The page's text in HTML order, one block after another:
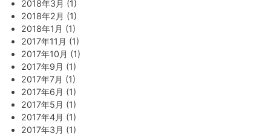
2018年3月 (1)
2018年2月 (1)
2018年1月 (1)
2017年11月 (1)
2017年10月 (1)
2017年9月 (1)
2017年7月 (1)
2017年6月 (1)
2017年5月 (1)
2017年4月 (1)
2017年3月 (1)